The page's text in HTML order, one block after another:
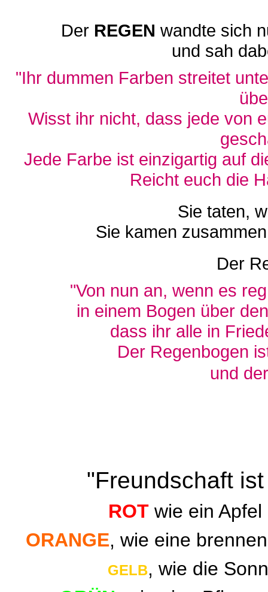
Der REGEN wandte sich
und sah
"Ihr dummen Farben streitet
Wisst ihr nicht, dass jede von
Jede Farbe ist einzigartig auf
Reicht euch die
Sie taten,
Sie kamen
Der
"Von nun an, wenn es
in einem Bogen über
dass ihr alle in
Der Regenbogen
und
"Freundschaft
ROT wie ein
ORANGE, wie eine
GELB, wie die